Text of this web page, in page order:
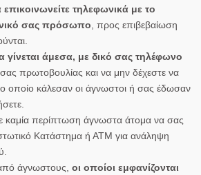
επικοινωνείτε τηλεφωνικά με το
σας πρόσωπο , προς επιβεβαίωση
γίνεται άμεσα, με δικό σας τηλέφωνο
σας πρωτοβουλίας και να μην δέχεστε να
οποίο κάλεσαν οι άγνωστοι ή σας έδωσαν
καμία περίπτωση άγνωστα άτομα να σας
Κατάστημα ή ΑΤΜ για ανάληψη
άγνωστους, οι οποίοι εμφανίζονται